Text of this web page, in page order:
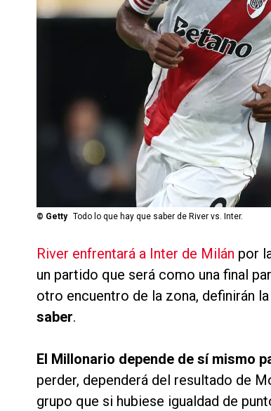
© Getty Todo lo que hay que saber de River vs. Inter.
River enfrentará a Inter de Milán por
un partido que será como una final
otro encuentro de la zona, definirán
saber.
El Millonario depende de sí mismo
perder, dependerá del resultado de
grupo que si hubiese igualdad de